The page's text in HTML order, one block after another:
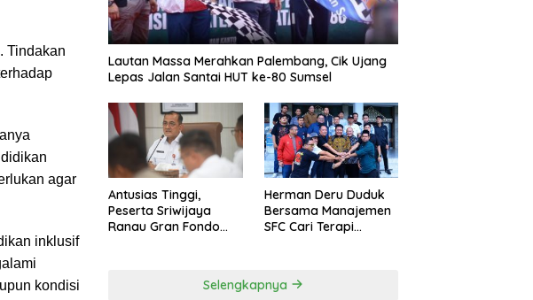
Tindakan
agar
inklusif
kondisi
Lautan Massa Merahkan Palembang, Cik Ujang
Lepas Jalan Santai HUT ke-80 Sumsel
Antusias Tinggi,
Peserta Sriwijaya
Ranau Gran Fondo
Herman Deru Duduk
Bersama Manajemen
SFC Cari Terapi
Selengkapnya